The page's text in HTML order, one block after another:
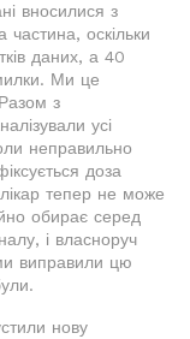
вносилися з
оскільки
даних, а 40
Ми це
з
усі
неправильно
доза
тепер не може
обирає серед
і власноруч
виправили цю
нову